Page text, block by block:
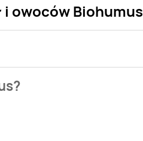
i owoców Biohumus